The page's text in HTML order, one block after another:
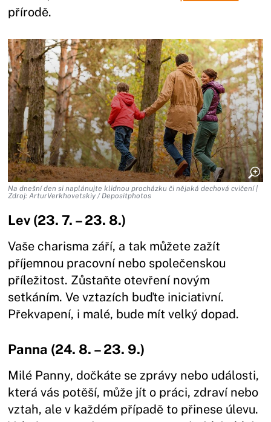
přírodě.
Na dnešní den si naplánujte klidnou procházku či nějaká dechová cvičení |
Zdroj: ArturVerkhovetskiy / Depositphotos
Lev (23. 7. – 23. 8.)
Vaše charisma září, a tak můžete zažít
příjemnou pracovní nebo společenskou
příležitost. Zůstaňte otevření novým
setkáním. Ve vztazích buďte iniciativní.
Překvapení, i malé, bude mít velký dopad.
Panna (24. 8. – 23. 9.)
Milé Panny, dočkáte se zprávy nebo události,
která vás potěší, může jít o práci, zdraví nebo
vztah, ale v každém případě to přinese úlevu.